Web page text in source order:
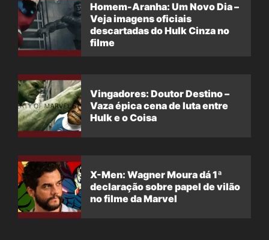
Homem-Aranha: Um Novo Dia –
Veja imagens oficiais
descartadas do Hulk Cinza no
filme
Vingadores: Doutor Destino –
Vaza épica cena de luta entre
Hulk e o Coisa
X-Men: Wagner Moura dá 1ª
declaração sobre papel de vilão
no filme da Marvel